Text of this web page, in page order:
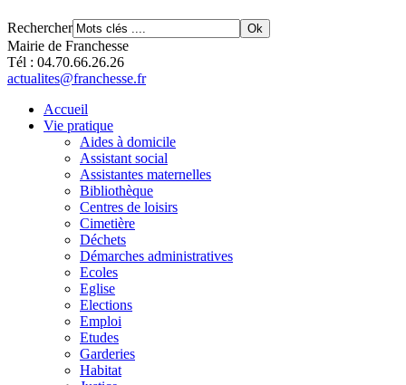
Rechercher
Mairie de Franchesse
Tél : 04.70.66.26.26
actualites@franchesse.fr
Accueil
Vie pratique
Aides à domicile
Assistant social
Assistantes maternelles
Bibliothèque
Centres de loisirs
Cimetière
Déchets
Démarches administratives
Ecoles
Eglise
Elections
Emploi
Etudes
Garderies
Habitat